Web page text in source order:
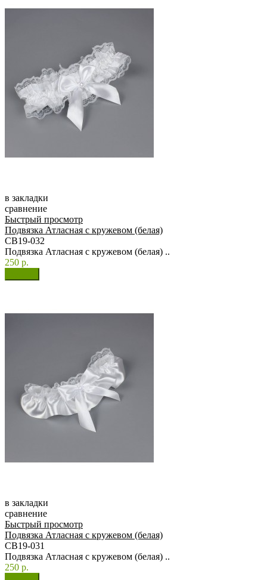
в закладки
сравнение
Быстрый просмотр
Подвязка Атласная с кружевом (белая)
СВ19-032
Подвязка Атласная с кружевом (белая) ..
250 р.
в закладки
сравнение
Быстрый просмотр
Подвязка Атласная с кружевом (белая)
СВ19-031
Подвязка Атласная с кружевом (белая) ..
250 р.